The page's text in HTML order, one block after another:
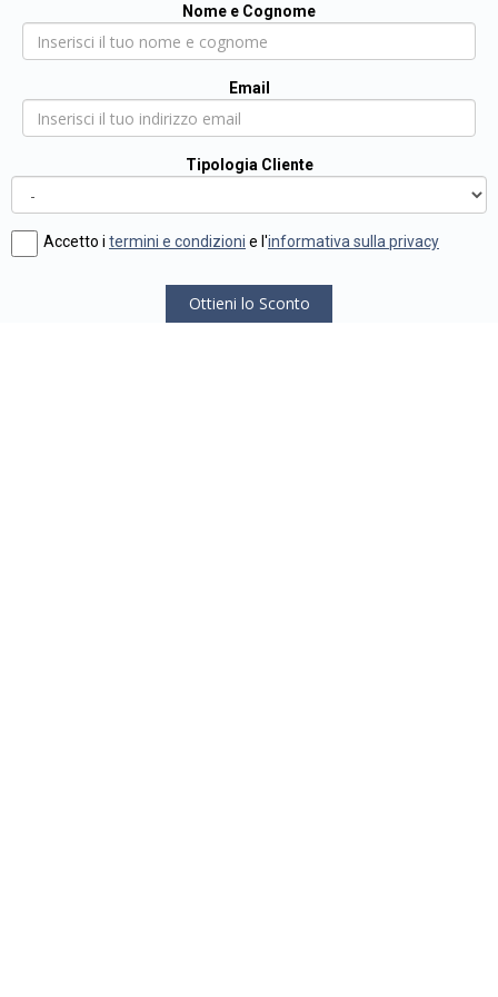
Nome e Cognome
Email
Tipologia Cliente
Accetto i termini e condizioni e l'informativa sulla privacy
Ottieni lo Sconto